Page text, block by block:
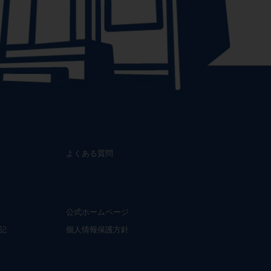
よくある質問
公式ホームページ
個人情報保護方針